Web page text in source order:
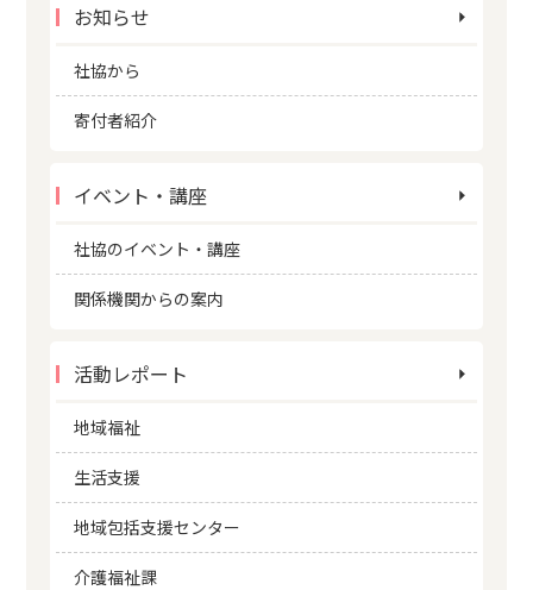
お知らせ
社協から
寄付者紹介
イベント・講座
社協のイベント・講座
関係機関からの案内
活動レポート
地域福祉
生活支援
地域包括支援センター
介護福祉課